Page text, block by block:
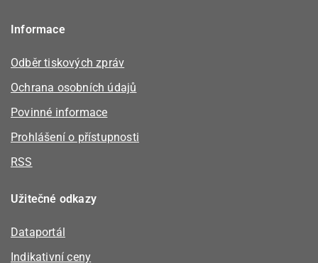
Informace
Odběr tiskových zpráv
Ochrana osobních údajů
Povinné informace
Prohlášení o přístupnosti
RSS
Užitečné odkazy
Dataportál
Indikativní ceny